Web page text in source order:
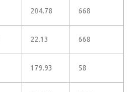
204.78 668
22.13 668
179.93 58